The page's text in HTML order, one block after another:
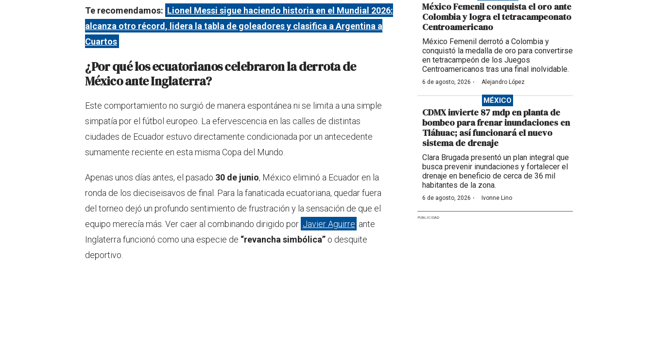
Te recomendamos: Lionel Messi sigue haciendo historia en el Mundial 2026:
alcanza otro récord, lidera la tabla de goleadores y clasifica a Argentina a
Cuartos
¿Por qué los ecuatorianos celebraron la derrota de
México ante Inglaterra?
Este comportamiento no surgió de manera espontánea ni se limita a una simple
simpatía por el fútbol europeo. La efervescencia en las calles de distintas
ciudades de Ecuador estuvo directamente condicionada por un antecedente
sumamente reciente en esta misma Copa del Mundo.
Apenas unos días antes, el pasado 30 de junio, México eliminó a Ecuador en la
ronda de los dieciseisavos de final. Para la fanaticada ecuatoriana, quedar fuera
del torneo dejó un profundo sentimiento de frustración y la sensación de que el
equipo merecía más. Ver caer al combinando dirigido por Javier Aguirre ante
Inglaterra funcionó como una especie de “revancha simbólica” o desquite
deportivo.
México Femenil conquista el oro ante
Colombia y logra el tetracampeonato
Centroamericano
México Femenil derrotó a Colombia y
conquistó la medalla de oro para convertirse
en tetracampeón de los Juegos
Centroamericanos tras una final inolvidable.
6 de agosto, 2026 · Alejandro López
MÉXICO
CDMX invierte 87 mdp en planta de
bombeo para frenar inundaciones en
Tláhuac; así funcionará el nuevo
sistema de drenaje
Clara Brugada presentó un plan integral que
busca prevenir inundaciones y fortalecer el
drenaje en beneficio de cerca de 36 mil
habitantes de la zona.
6 de agosto, 2026 · Ivonne Lino
PUBLICIDAD